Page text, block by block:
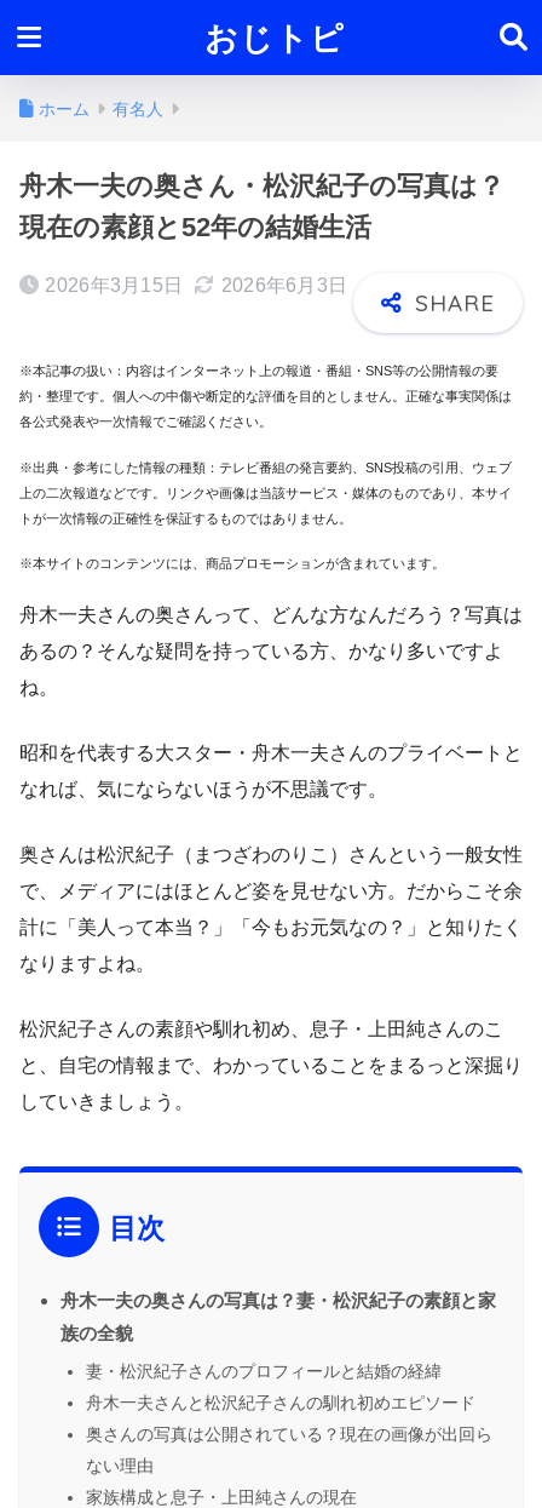
おじトピ
ホーム 有名人
舟木一夫の奥さん・松沢紀子の写真は？
現在の素顔と52年の結婚生活
2026年3月15日 2026年6月3日
※本記事の扱い：内容はインターネット上の報道・番組・SNS等の公開情報の要
約・整理です。個人への中傷や断定的な評価を目的としません。正確な事実関係は
各公式発表や一次情報でご確認ください。
※出典・参考にした情報の種類：テレビ番組の発言要約、SNS投稿の引用、ウェブ
上の二次報道などです。リンクや画像は当該サービス・媒体のものであり、本サイ
トが一次情報の正確性を保証するものではありません。
※本サイトのコンテンツには、商品プロモーションが含まれています。
舟木一夫さんの奥さんって、どんな方なんだろう？写真は
あるの？そんな疑問を持っている方、かなり多いですよ
ね。
昭和を代表する大スター・舟木一夫さんのプライベートと
なれば、気にならないほうが不思議です。
奥さんは松沢紀子（まつざわのりこ）さんという一般女性
で、メディアにはほとんど姿を見せない方。だからこそ余
計に「美人って本当？」「今もお元気なの？」と知りたく
なりますよね。
松沢紀子さんの素顔や馴れ初め、息子・上田純さんのこ
と、自宅の情報まで、わかっていることをまるっと深掘り
していきましょう。
目次
舟木一夫の奥さんの写真は？妻・松沢紀子の素顔と家
族の全貌
妻・松沢紀子さんのプロフィールと結婚の経緯
舟木一夫さんと松沢紀子さんの馴れ初めエピソード
奥さんの写真は公開されている？現在の画像が出回ら
ない理由
家族構成と息子・上田純さんの現在